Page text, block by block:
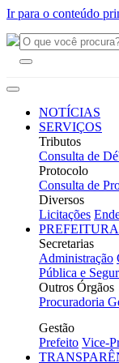
Ir para o conteúdo
NOTÍCIAS
SERVIÇOS
Tributos
Consulta de
Protocolo
Consulta de
Diversos
Licitações
PREFEITURA
Secretarias
Administração
Pública e
Outros Órgãos
Procuradoria
Gestão
Prefeito Vice-